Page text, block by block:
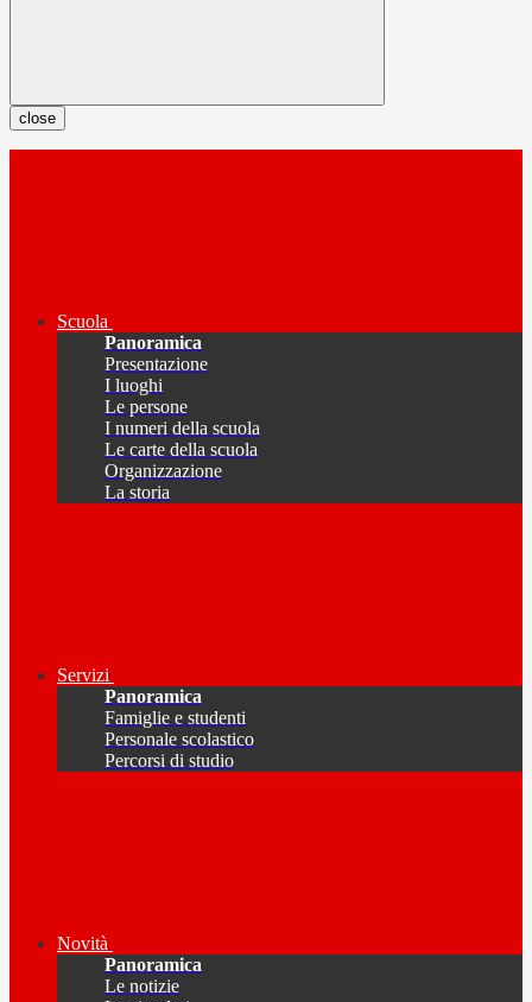
close
Scuola
Panoramica
Presentazione
I luoghi
Le persone
I numeri della scuola
Le carte della scuola
Organizzazione
La storia
Servizi
Panoramica
Famiglie e studenti
Personale scolastico
Percorsi di studio
Novità
Panoramica
Le notizie